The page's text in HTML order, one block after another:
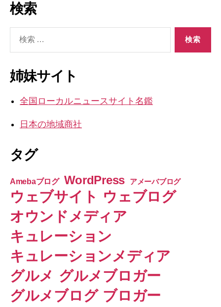
検索
象:
姉妹サイト
全国ローカルニュースサイト名鑑
日本の地域商社
タグ
Amebaブログ WordPress アメーバブログ
ウェブサイト ウェブログ
オウンドメディア
キュレーション
キュレーションメディア
グルメ グルメブロガー
グルメブログ ブロガー